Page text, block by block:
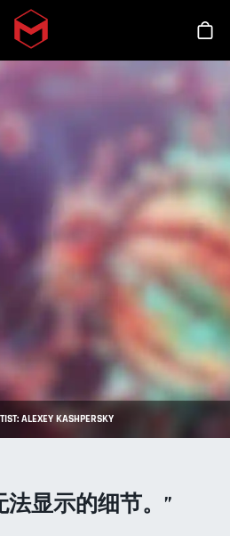
Skip to main content
商
ALEXEY KASHPERSKY
法显示的细节。”